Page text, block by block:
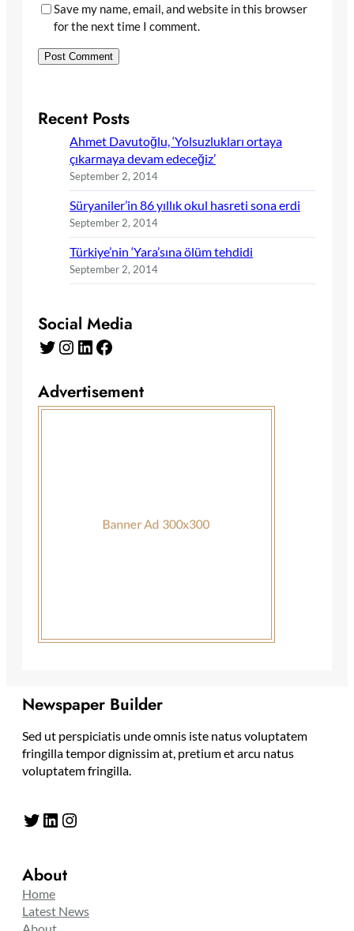
Save my name, email, and website in this browser
for the next time I comment.
Recent Posts
Ahmet Davutoğlu, ‘Yolsuzlukları ortaya
çıkarmaya devam edeceğiz’
September 2, 2014
Süryaniler’in 86 yıllık okul hasreti sona erdi
September 2, 2014
Türkiye’nin ‘Yara’sına ölüm tehdidi
September 2, 2014
Social Media
Twitter Instagram LinkedIn Facebook
Advertisement
Newspaper Builder
Sed ut perspiciatis unde omnis iste natus voluptatem
fringilla tempor dignissim at, pretium et arcu natus
voluptatem fringilla.
Twitter LinkedIn Instagram
About
Home
Latest News
About